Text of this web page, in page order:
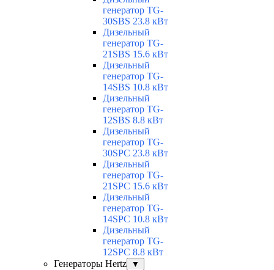
генератор TG-
30SBS 23.8 кВт
Дизельный
генератор TG-
21SBS 15.6 кВт
Дизельный
генератор TG-
14SBS 10.8 кВт
Дизельный
генератор TG-
12SBS 8.8 кВт
Дизельный
генератор TG-
30SPC 23.8 кВт
Дизельный
генератор TG-
21SPC 15.6 кВт
Дизельный
генератор TG-
14SPC 10.8 кВт
Дизельный
генератор TG-
12SPC 8.8 кВт
Генераторы Hertz
▼